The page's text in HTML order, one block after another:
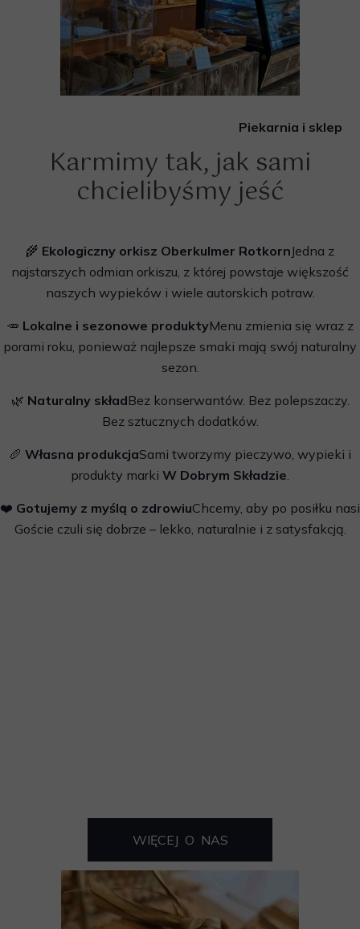
Piekarnia i sklep
Karmimy tak, jak sami
chcielibyśmy jeść
🌾 Ekologiczny orkisz Oberkulmer Rotkorn Jedna z
najstarszych odmian orkiszu, z której powstaje większość
naszych wypieków i wiele autorskich potraw.
🥕 Lokalne i sezonowe produktyMenu zmienia się wraz z
porami roku, ponieważ najlepsze smaki mają swój naturalny
sezon.
🌿 Naturalny składBez konserwantów. Bez polepszaczy.
Bez sztucznych dodatków.
🥖 Własna produkcjaSami tworzymy pieczywo, wypieki i
produkty marki W Dobrym Składzie.
❤️ Gotujemy z myślą o zdrowiuChcemy, aby po posiłku nasi
Goście czuli się dobrze – lekko, naturalnie i z satysfakcją.
WIĘCEJ O NAS